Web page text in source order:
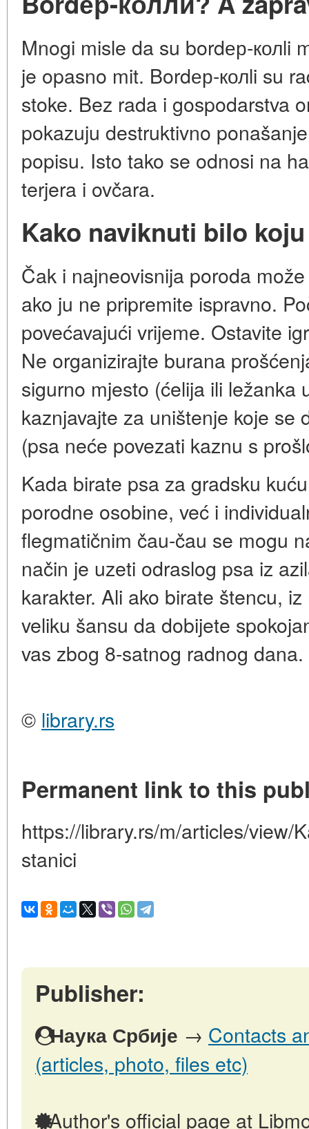
Mnogi misle da su bordер-колli
je opasno mit. Bordер-колli su
stoke. Bez rada i gospodarstva
pokazuju destruktivno
popisu. Isto tako se odnosi na
terjera i ovčara.
Kako naviknuti bilo
Čak i najneovisnija poroda
ako ju ne pripremite ispravno.
povećavajući vrijeme. Ostavite
Ne organizirajte burana
sigurno mjesto (ćelija ili ležanka
kaznjavajte za uništenje koje se
(psa neće povezati kaznu s
Kada birate psa za gradsku
porodne osobine, već i
flegmatičnim čau-čau se mogu
način je uzeti odraslog psa iz
karakter. Ali ako birate štencu,
veliku šansu da dobijete
vas zbog 8-satnog radnog dana.
© library.rs
Permanent link to this
https://library.rs/m/articles/view/
stanici
Publisher:
Наука Србије → Contacts
(articles, photo, files etc)
Author's official page at